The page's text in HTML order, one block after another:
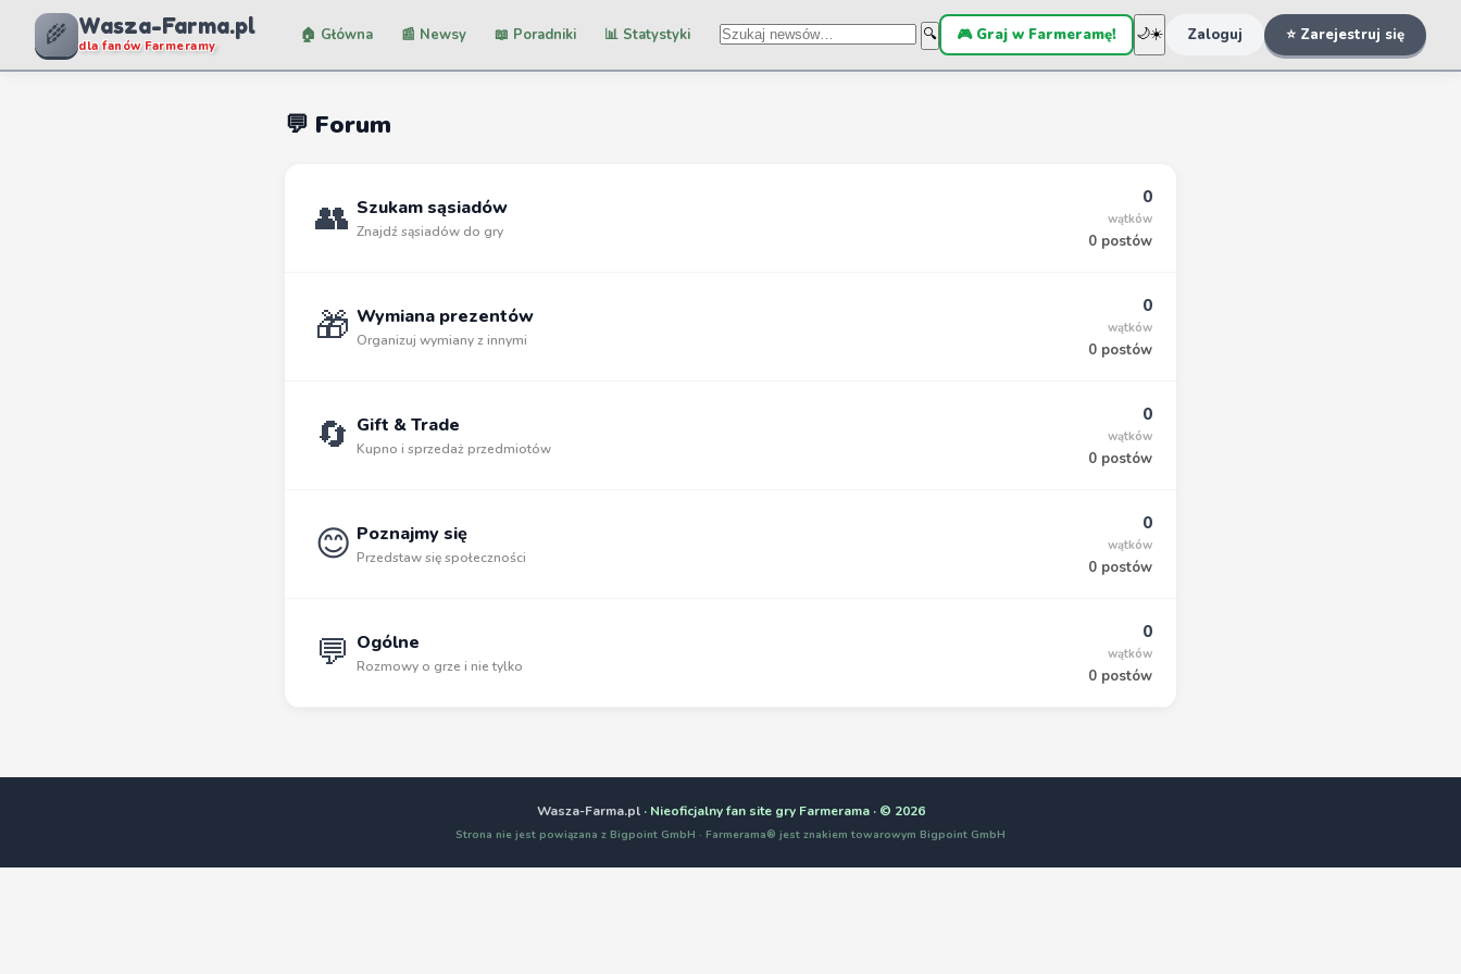
🌾 Wasza-Farma.pl
dla fanów Farmeramy
🏠 Główna 📰 Newsy 📖 Poradniki 📊 Statystyki 🔍 🎮 Graj w Farmeramę! 🌙☀️ Zaloguj ⭐ Zarejestruj się
💬 Forum
👥 Szukam sąsiadów
Znajdź sąsiadów do gry
0
wątków
0 postów
🎁 Wymiana prezentów
Organizuj wymiany z innymi
0
wątków
0 postów
🔄 Gift & Trade
Kupno i sprzedaż przedmiotów
0
wątków
0 postów
😊 Poznajmy się
Przedstaw się społeczności
0
wątków
0 postów
💬 Ogólne
Rozmowy o grze i nie tylko
0
wątków
0 postów
Wasza-Farma.pl· Nieoficjalny fan site gry Farmerama · © 2026
Strona nie jest powiązana z Bigpoint GmbH · Farmerama® jest znakiem towarowym Bigpoint GmbH